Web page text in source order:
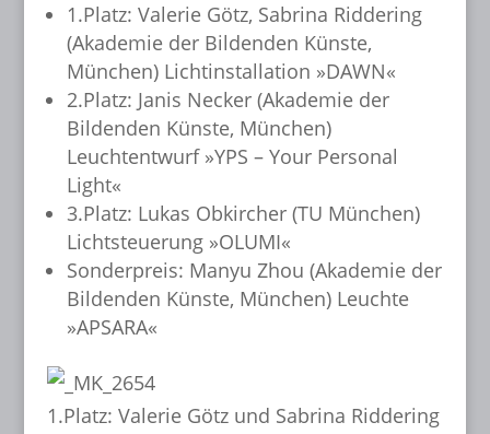
1.Platz: Valerie Götz, Sabrina Riddering
(Akademie der Bildenden Künste,
München) Lichtinstallation »DAWN«
2.Platz: Janis Necker (Akademie der
Bildenden Künste, München)
Leuchtentwurf »YPS – Your Personal
Light«
3.Platz: Lukas Obkircher (TU München)
Lichtsteuerung »OLUMI«
Sonderpreis: Manyu Zhou (Akademie der
Bildenden Künste, München) Leuchte
»APSARA«
1.Platz: Valerie Götz und Sabrina Riddering